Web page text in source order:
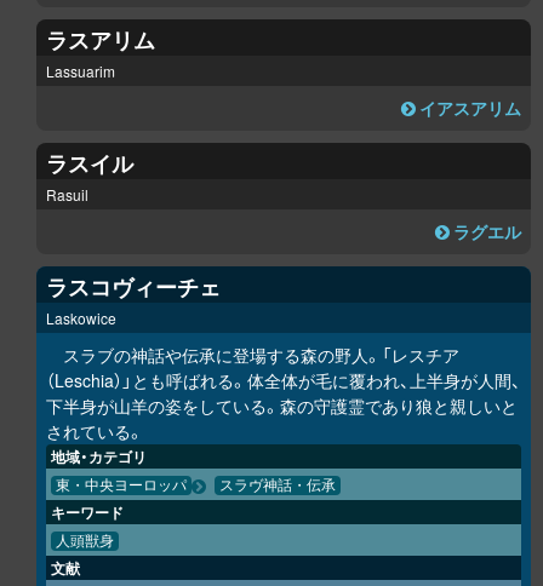
ラスアリム
Lassuarim
イアスアリム
ラスイル
Rasuil
ラグエル
ラスコヴィーチェ
Laskowice
スラブの神話や伝承に登場する森の野人。「レスチア
（Leschia）」とも呼ばれる。体全体が毛に覆われ、上半身が人間、
下半身が山羊の姿をしている。森の守護霊であり狼と親しいと
されている。
地域・カテゴリ
東・中央ヨーロッパ スラヴ神話・伝承
キーワード
人頭獣身
文献